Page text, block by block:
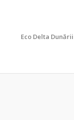
Eco Delta Dunării